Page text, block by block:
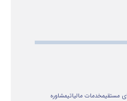
مستقیمخدمات مالیاتیمشاوره